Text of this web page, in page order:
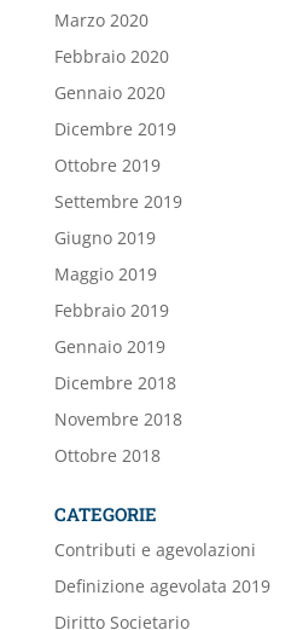
Marzo 2020
Febbraio 2020
Gennaio 2020
Dicembre 2019
Ottobre 2019
Settembre 2019
Giugno 2019
Maggio 2019
Febbraio 2019
Gennaio 2019
Dicembre 2018
Novembre 2018
Ottobre 2018
CATEGORIE
Contributi e agevolazioni
Definizione agevolata 2019
Diritto Societario